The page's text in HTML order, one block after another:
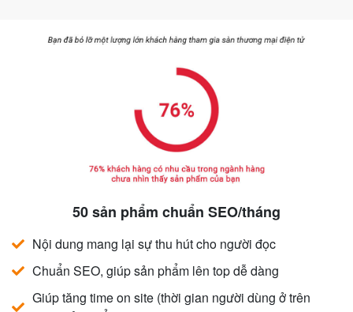
50 sản phẩm chuẩn SEO/tháng
Nội dung mang lại sự thu hút cho người đọc
Chuẩn SEO, giúp sản phẩm lên top dễ dàng
Giúp tăng time on site (thời gian người dùng ở trên